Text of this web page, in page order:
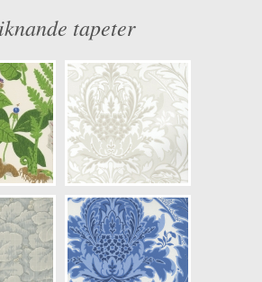
x Bredd: 10,05 x 0,53
387-02
Bottenkulör: S1002-Y50R
Vitaktig, Grå
Blommig, Växter
Limtryck
935,00 kr
din färghandlare för
pris.)
tapeter